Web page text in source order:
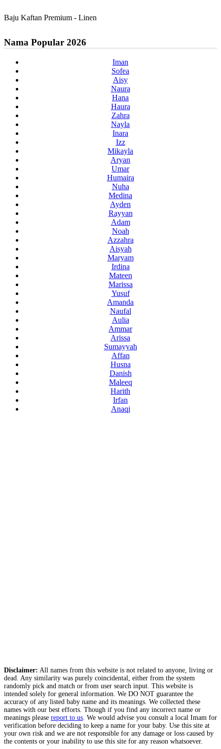
Baju Kaftan Premium - Linen
Nama Popular 2026
Iman
Sofea
Aisy
Naura
Hana
Haura
Zahra
Nayla
Inara
Izz
Mikayla
Aryan
Umar
Humaira
Nuha
Medina
Ayden
Rayyan
Adam
Noah
Azzahra
Aisyah
Maryam
Irdina
Mateen
Marissa
Yusuf
Amanda
Naufal
Aulia
Ammar
Arissa
Sumayyah
Affan
Husna
Danish
Maleeq
Harith
Irfan
Anaqi
Disclaimer: All names from this website is not related to anyone, living or
dead. Any similarity was purely coincidental, either from the system
randomly pick and match or from user search input. This website is
intended solely for general information. We DO NOT guarantee the
accuracy of any listed baby name and its meanings. We collected these
names with our best efforts. Though if you find any incorrect name or
meanings please report to us . We would advise you consult a local Imam for
verification before deciding to keep a name for your baby. Use this site at
your own risk and we are not responsible for any damage or loss caused by
the contents or your inability to use this site for any reason whatsoever.